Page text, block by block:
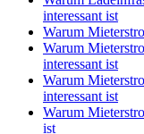
interessant ist
Warum
Warum
interessant ist
Warum
interessant ist
Warum
ist